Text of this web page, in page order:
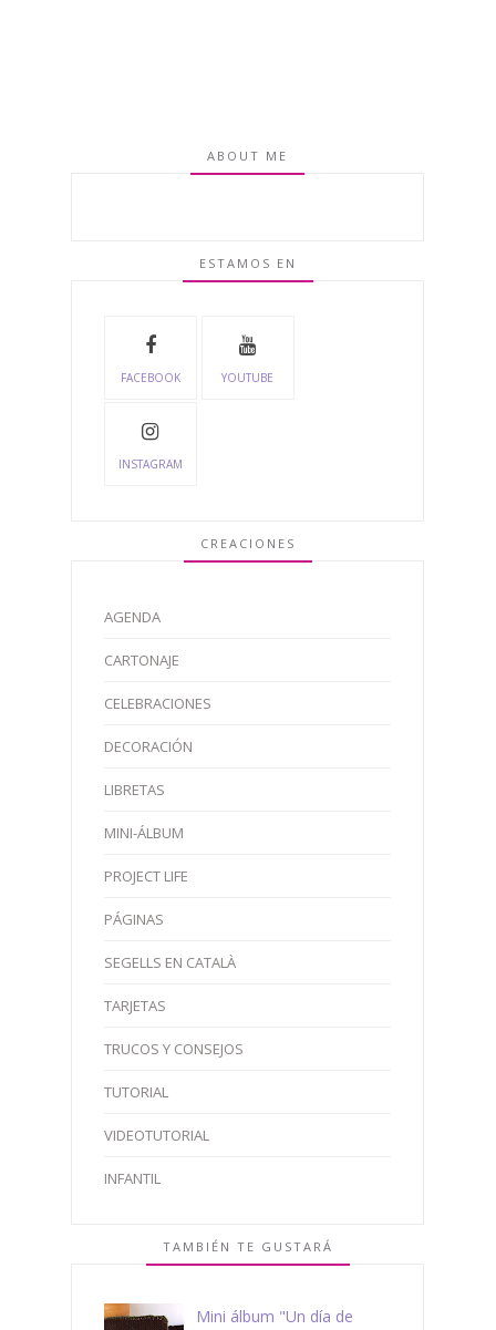
ABOUT ME
ESTAMOS EN
FACEBOOK YOUTUBE
INSTAGRAM
CREACIONES
AGENDA
CARTONAJE
CELEBRACIONES
DECORACIÓN
LIBRETAS
MINI-ÁLBUM
PROJECT LIFE
PÁGINAS
SEGELLS EN CATALÀ
TARJETAS
TRUCOS Y CONSEJOS
TUTORIAL
VIDEOTUTORIAL
INFANTIL
TAMBIÉN TE GUSTARÁ
Mini álbum "Un día de